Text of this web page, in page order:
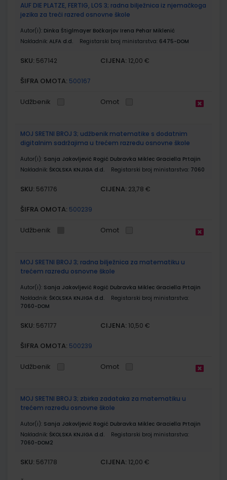
AUF DIE PLATZE, FERTIG, LOS 3; radna bilježnica iz njemačkoga
jezika za treći razred osnovne škole
Autor(i): Dinka Štiglmayer Bočkarjov Irena Pehar Miklenić
Nakladnik: ALFA d.d. Registarski broj ministarstva: 6475-DOM
SKU: 567142 CIJENA: 12,00 €
ŠIFRA OMOTA: 500167
Udžbenik Omot
MOJ SRETNI BROJ 3; udžbenik matematike s dodatnim
digitalnim sadržajima u trećem razredu osnovne škole
Autor(i): Sanja Jakovljević Rogić Dubravka Miklec Graciella Prtajin
Nakladnik: ŠKOLSKA KNJIGA d.d. Registarski broj ministarstva: 7060
SKU: 567176 CIJENA: 23,78 €
ŠIFRA OMOTA: 500239
Udžbenik Omot
MOJ SRETNI BROJ 3; radna bilježnica za matematiku u
trećem razredu osnovne škole
Autor(i): Sanja Jakovljević Rogić Dubravka Miklec Graciella Prtajin
Nakladnik: ŠKOLSKA KNJIGA d.d.
Registarski broj ministarstva:
7060-DOM
SKU: 567177 CIJENA: 10,50 €
ŠIFRA OMOTA: 500239
Udžbenik Omot
MOJ SRETNI BROJ 3; zbirka zadataka za matematiku u
trećem razredu osnovne škole
Autor(i): Sanja Jakovljević Rogić Dubravka Miklec Graciella Prtajin
Nakladnik: ŠKOLSKA KNJIGA d.d.
Registarski broj ministarstva:
7060-DOM2
SKU: 567178 CIJENA: 12,00 €